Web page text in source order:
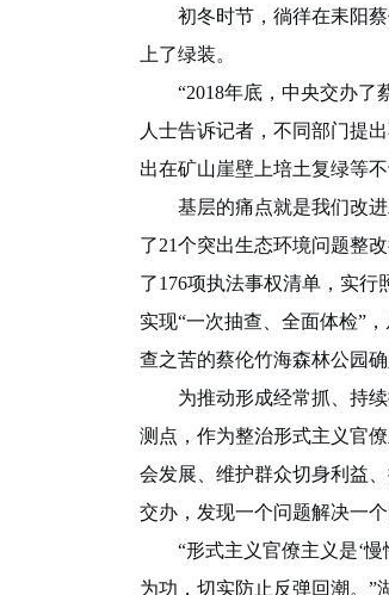
初冬时节，徜徉在耒阳蔡
上了绿装。
“2018年底，中央交办了蔡
人士告诉记者，不同部门提
出在矿山崖壁上培土复绿等
基层的痛点就是我们改进
了21个突出生态环境问题整
了176项执法事权清单，实行
实现“一次抽查、全面体检”
查之苦的蔡伦竹海森林公园
为推动形成经常抓、持续
测点，作为整治形式主义官
会发展、维护群众切身利益
交办，发现一个问题解决一个
“形式主义官僚主义是‘慢
为功，切实防止反弹回潮。”